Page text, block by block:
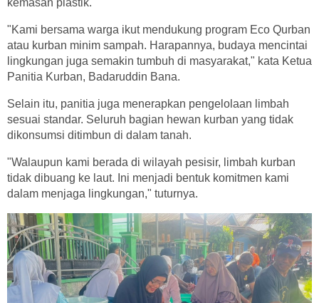
kemasan plastik.
"Kami bersama warga ikut mendukung program Eco Qurban
atau kurban minim sampah. Harapannya, budaya mencintai
lingkungan juga semakin tumbuh di masyarakat," kata Ketua
Panitia Kurban, Badaruddin Bana.
Selain itu, panitia juga menerapkan pengelolaan limbah
sesuai standar. Seluruh bagian hewan kurban yang tidak
dikonsumsi ditimbun di dalam tanah.
"Walaupun kami berada di wilayah pesisir, limbah kurban
tidak dibuang ke laut. Ini menjadi bentuk komitmen kami
dalam menjaga lingkungan," tuturnya.